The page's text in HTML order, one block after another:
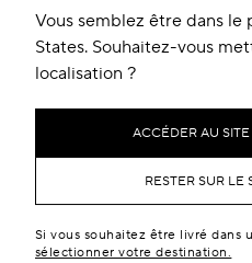
Vous semblez être dans le
States. Souhaitez-vous
localisation ?
ACCÉDER AU
RESTER SUR LE
Si vous souhaitez être livré dans
sélectionner votre destination.
TAILLE & COUPE